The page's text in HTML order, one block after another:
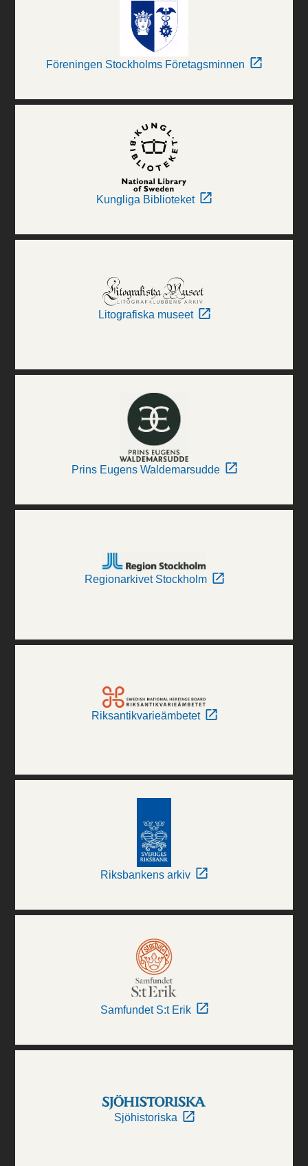
Föreningen Stockholms Företagsminnen
Kungliga Biblioteket
Litografiska museet
Prins Eugens Waldemarsudde
Regionarkivet Stockholm
Riksantikvarieämbetet
Riksbankens arkiv
Samfundet S:t Erik
Sjöhistoriska